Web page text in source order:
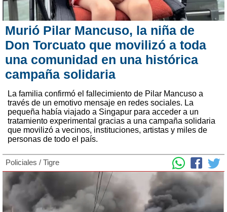
Murió Pilar Mancuso, la niña de
Don Torcuato que movilizó a toda
una comunidad en una histórica
campaña solidaria
La familia confirmó el fallecimiento de Pilar Mancuso a
través de un emotivo mensaje en redes sociales. La
pequeña había viajado a Singapur para acceder a un
tratamiento experimental gracias a una campaña solidaria
que movilizó a vecinos, instituciones, artistas y miles de
personas de todo el país.
Policiales / Tigre